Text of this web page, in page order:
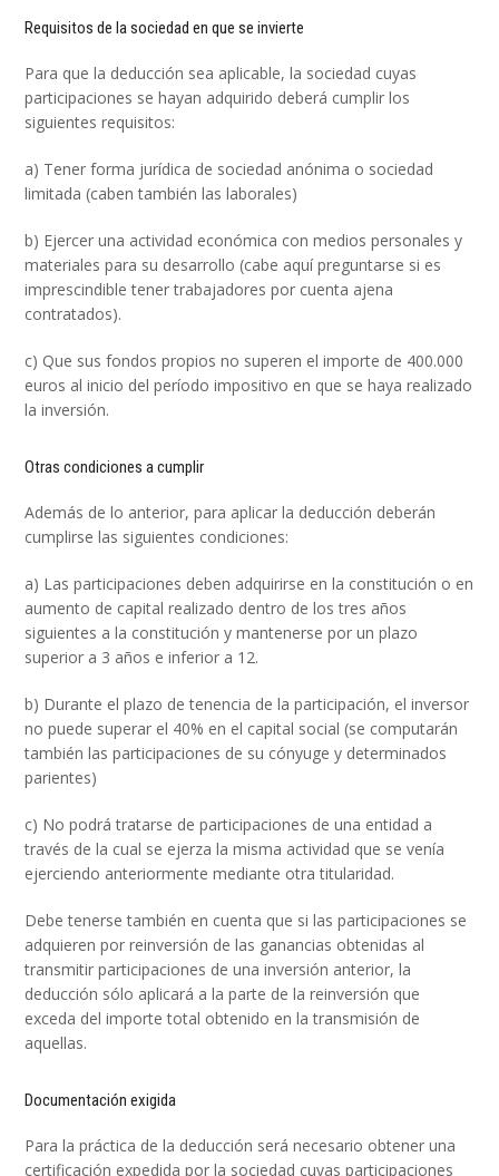
Requisitos de la sociedad en que se invierte
Para que la deducción sea aplicable, la sociedad cuyas
participaciones se hayan adquirido deberá cumplir los
siguientes requisitos:
a) Tener forma jurídica de sociedad anónima o sociedad
limitada (caben también las laborales)
b) Ejercer una actividad económica con medios personales y
materiales para su desarrollo (cabe aquí preguntarse si es
imprescindible tener trabajadores por cuenta ajena
contratados).
c) Que sus fondos propios no superen el importe de 400.000
euros al inicio del período impositivo en que se haya realizado
la inversión.
Otras condiciones a cumplir
Además de lo anterior, para aplicar la deducción deberán
cumplirse las siguientes condiciones:
a) Las participaciones deben adquirirse en la constitución o en
aumento de capital realizado dentro de los tres años
siguientes a la constitución y mantenerse por un plazo
superior a 3 años e inferior a 12.
b) Durante el plazo de tenencia de la participación, el inversor
no puede superar el 40% en el capital social (se computarán
también las participaciones de su cónyuge y determinados
parientes)
c) No podrá tratarse de participaciones de una entidad a
través de la cual se ejerza la misma actividad que se venía
ejerciendo anteriormente mediante otra titularidad.
Debe tenerse también en cuenta que si las participaciones se
adquieren por reinversión de las ganancias obtenidas al
transmitir participaciones de una inversión anterior, la
deducción sólo aplicará a la parte de la reinversión que
exceda del importe total obtenido en la transmisión de
aquellas.
Documentación exigida
Para la práctica de la deducción será necesario obtener una
certificación expedida por la sociedad cuyas participaciones